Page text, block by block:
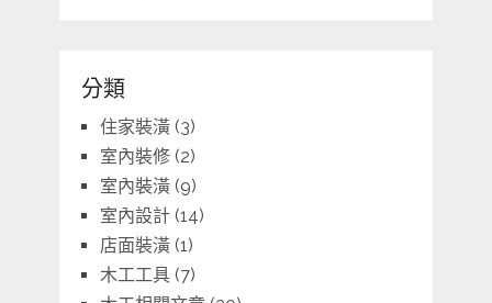
分類
住家裝潢(3)
室內裝修(2)
室內裝潢(9)
室內設計(14)
店面裝潢(1)
木工工具(7)